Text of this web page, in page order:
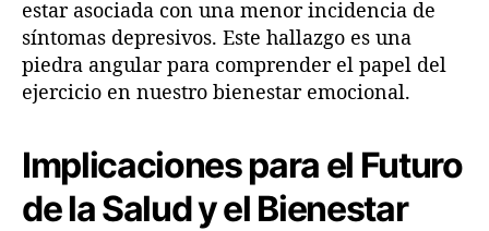
estar asociada con una menor incidencia de
síntomas depresivos. Este hallazgo es una
piedra angular para comprender el papel del
ejercicio en nuestro bienestar emocional.
Implicaciones para el Futuro
de la Salud y el Bienestar